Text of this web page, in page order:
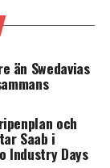
bangård
i banhallen på
än Swedavias
och
Saab i
Industry Days